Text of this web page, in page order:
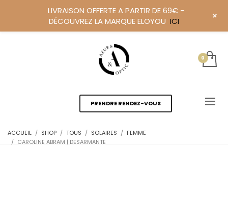
PRENDRE RENDEZ-VOUS
ACCUEIL SHOP TOUS SOLAIRES
FEMME
CAROLINE ABRAM | DESARMANTE
LIVRAISON OFFERTE A PARTIR DE 69€ -
DÉCOUVREZ LA MARQUE ELOYOU ICI +